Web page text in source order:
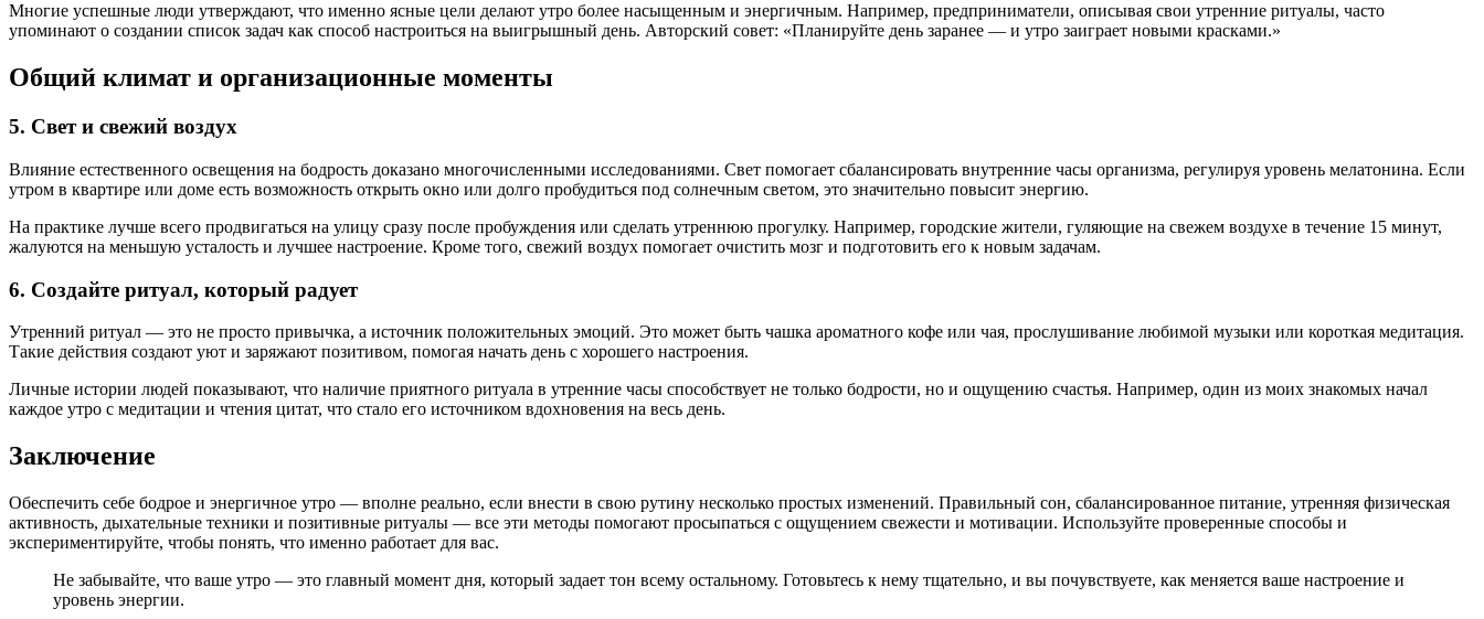
Многие успешные люди утверждают, что именно ясные цели делают утро более насыщенным и энергичным. Например, предприниматели, описывая свои утренние ритуалы, часто
упоминают о создании список задач как способ настроиться на выигрышный день. Авторский совет: «Планируйте день заранее — и утро заиграет новыми красками.»
Общий климат и организационные моменты
5. Свет и свежий воздух
Влияние естественного освещения на бодрость доказано многочисленными исследованиями. Свет помогает сбалансировать внутренние часы организма, регулируя уровень мелатонина. Если
утром в квартире или доме есть возможность открыть окно или долго пробудиться под солнечным светом, это значительно повысит энергию.
На практике лучше всего продвигаться на улицу сразу после пробуждения или сделать утреннюю прогулку. Например, городские жители, гуляющие на свежем воздухе в течение 15 минут,
жалуются на меньшую усталость и лучшее настроение. Кроме того, свежий воздух помогает очистить мозг и подготовить его к новым задачам.
6. Создайте ритуал, который радует
Утренний ритуал — это не просто привычка, а источник положительных эмоций. Это может быть чашка ароматного кофе или чая, прослушивание любимой музыки или короткая медитация.
Такие действия создают уют и заряжают позитивом, помогая начать день с хорошего настроения.
Личные истории людей показывают, что наличие приятного ритуала в утренние часы способствует не только бодрости, но и ощущению счастья. Например, один из моих знакомых начал
каждое утро с медитации и чтения цитат, что стало его источником вдохновения на весь день.
Заключение
Обеспечить себе бодрое и энергичное утро — вполне реально, если внести в свою рутину несколько простых изменений. Правильный сон, сбалансированное питание, утренняя физическая
активность, дыхательные техники и позитивные ритуалы — все эти методы помогают просыпаться с ощущением свежести и мотивации. Используйте проверенные способы и
экспериментируйте, чтобы понять, что именно работает для вас.
Не забывайте, что ваше утро — это главный момент дня, который задает тон всему остальному. Готовьтесь к нему тщательно, и вы почувствуете, как меняется ваше настроение и
уровень энергии.